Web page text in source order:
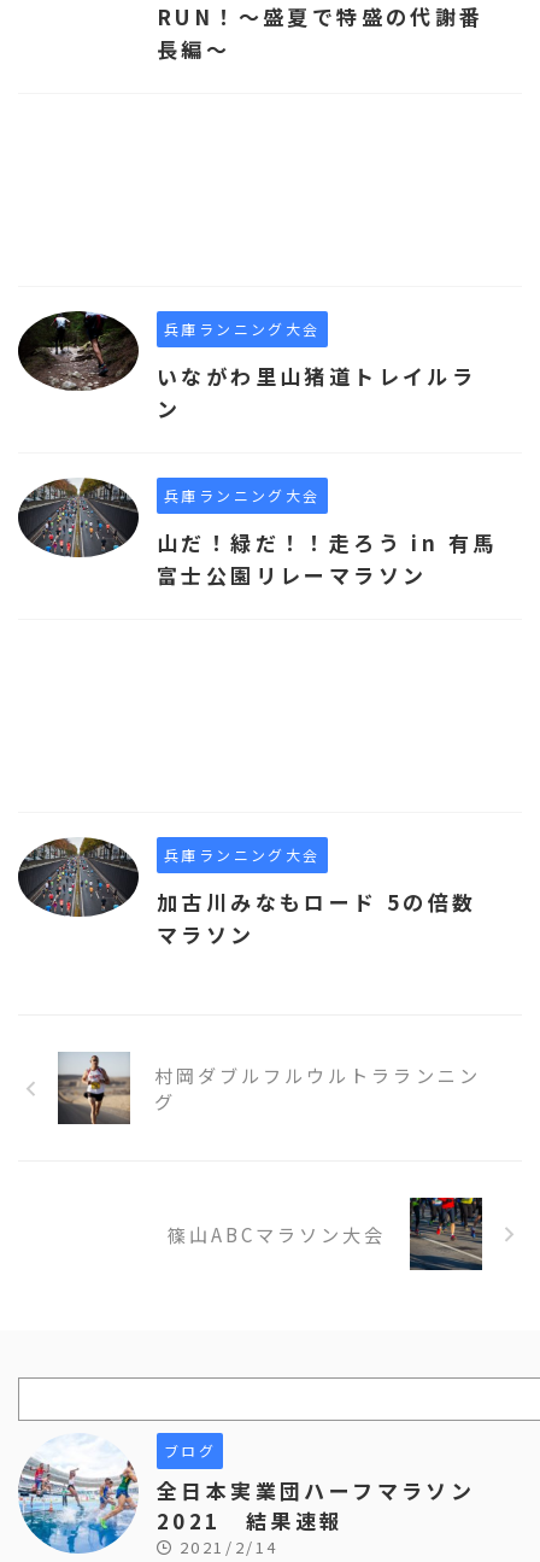
RUN！～盛夏で特盛の代謝番
長編～
兵庫ランニング大会
いながわ里山猪道トレイルラ
ン
兵庫ランニング大会
山だ！緑だ！！走ろう in 有馬
富士公園リレーマラソン
兵庫ランニング大会
加古川みなもロード 5の倍数
マラソン
村岡ダブルフルウルトラランニン
グ
篠山ABCマラソン大会
ブログ
全日本実業団ハーフマラソン
2021 結果速報
2021/2/14